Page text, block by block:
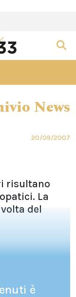
News
20/09/2007
risultano
La
del
è